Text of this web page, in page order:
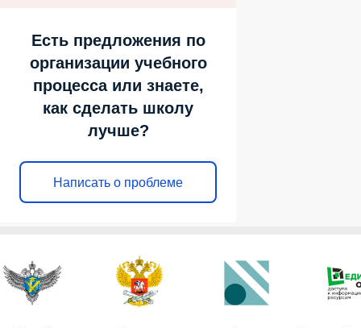
Есть предложения по
организации учебного
процесса или знаете,
как сделать школу
лучше?
Написать о проблеме